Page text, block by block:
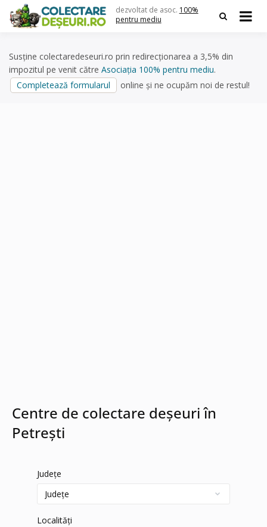
content
dezvoltat de asoc. 100%
pentru mediu
Susține colectaredeseuri.ro prin redirecționarea a 3,5% din
impozitul pe venit către Asociația 100% pentru mediu.
Completează formularul
online și ne ocupăm noi de restul!
Centre de colectare deșeuri în
Petrești
Județe
Localități